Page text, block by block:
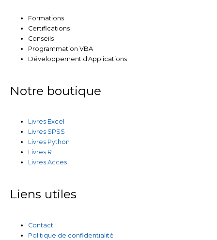
Formations
Certifications
Conseils
Programmation VBA
Développement d'Applications
Notre boutique
Livres Excel
Livres SPSS
Livres Python
Livres R
Livres Acces
Liens utiles
Contact
Politique de confidentialité